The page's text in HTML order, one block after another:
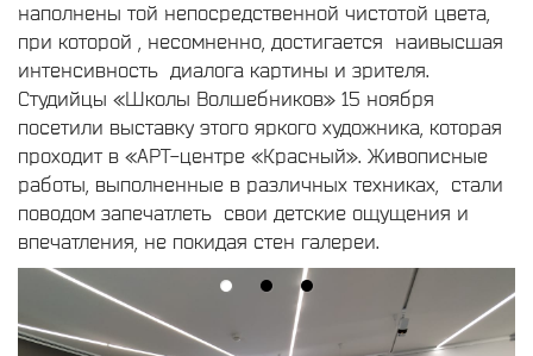
наполнены той непосредственной чистотой цвета,
при которой , несомненно, достигается наивысшая
интенсивность диалога картины и зрителя.
Студийцы «Школы Волшебников» 15 ноября
посетили выставку этого яркого художника, которая
проходит в «АРТ-центре «Красный». Живописные
работы, выполненные в различных техниках, стали
поводом запечатлеть свои детские ощущения и
впечатления, не покидая стен галереи.